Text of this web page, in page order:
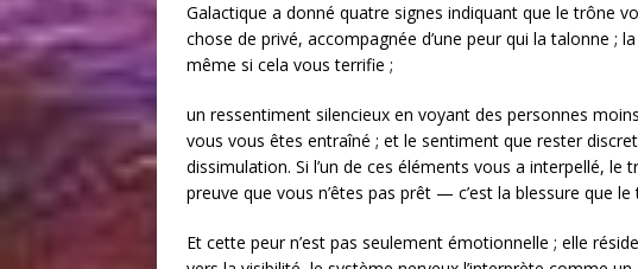
Galactique a donné quatre signes indiquant que le trône
chose de privé, accompagnée d’une peur qui la talonne ;
même si cela vous terrifie ;
un ressentiment silencieux en voyant des personnes
vous vous êtes entraîné ; et le sentiment que rester
dissimulation. Si l’un de ces éléments vous a interpellé, le
preuve que vous n’êtes pas prêt — c’est la blessure que
Et cette peur n’est pas seulement émotionnelle ; elle